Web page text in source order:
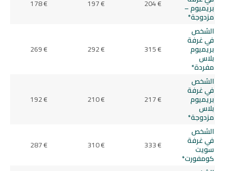
بريميوم –
مزدوجة*
204 €
197 €
178 €
الشخص
في غرفة
بريميوم
بلاس
مفردة*
315 €
292 €
269 €
الشخص
في غرفة
بريميوم
بلاس
مزدوجة*
217 €
210 €
192 €
الشخص
في غرفة
سويت
كومفورت*
333 €
310 €
287 €